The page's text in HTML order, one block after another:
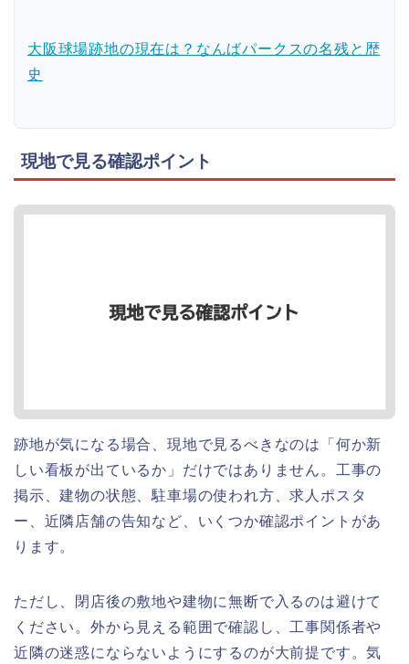
大阪球場跡地の現在は？なんばパークスの名残と歴
史
現地で見る確認ポイント
跡地が気になる場合、現地で見るべきなのは「何か新
しい看板が出ているか」だけではありません。工事の
掲示、建物の状態、駐車場の使われ方、求人ポスタ
ー、近隣店舗の告知など、いくつか確認ポイントがあ
ります。
ただし、閉店後の敷地や建物に無断で入るのは避けて
ください。外から見える範囲で確認し、工事関係者や
近隣の迷惑にならないようにするのが大前提です。気